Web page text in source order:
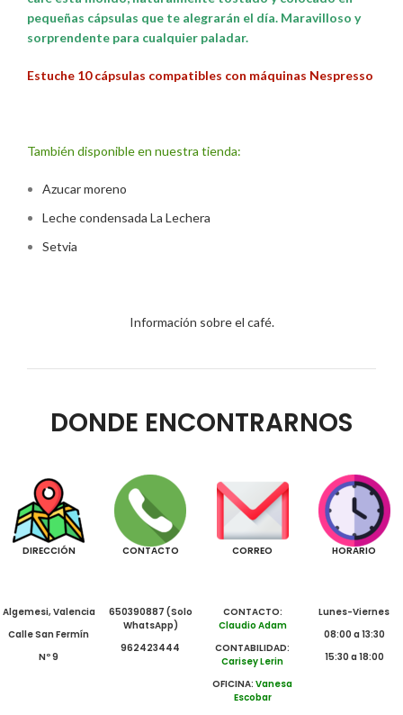
pequeñas cápsulas que te alegrarán el día. Maravilloso y
sorprendente para cualquier paladar.
Estuche 10 cápsulas compatibles con máquinas Nespresso
También disponible en nuestra tienda:
Azucar moreno
Leche condensada La Lechera
Setvia
Información sobre el café.
DONDE ENCONTRARNOS
DIRECCIÓN
Algemesi, Valencia
Calle San Fermín
Nº 9
CONTACTO
650390887 (Solo
WhatsApp)
962423444
CORREO
CONTACTO:
Claudio Adam
CONTABILIDAD:
Carisey Lerin
OFICINA:Vanesa
Escobar
HORARIO
Lunes-Viernes
08:00 a 13:30
15:30 a 18:00